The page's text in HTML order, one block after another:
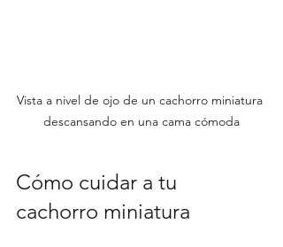
Vista a nivel de ojo de un cachorro miniatura
descansando en una cama cómoda
Cómo cuidar a tu
cachorro miniatura